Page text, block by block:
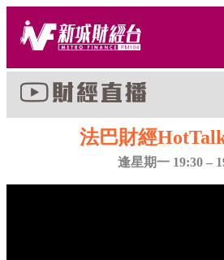
法巴財經
逢星期一 19:30 –